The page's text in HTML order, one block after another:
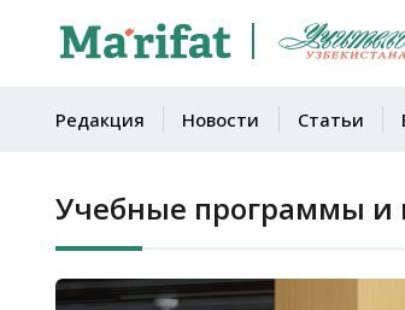
Редакция Новости Статьи
Учебные программы и